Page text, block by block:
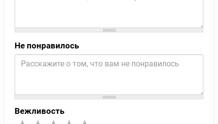
Не понравилось
Вежливость